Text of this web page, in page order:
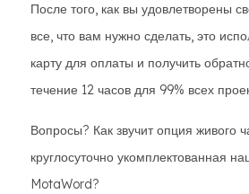
После того, как вы удовлетворены
все, что вам нужно сделать, это
карту для оплаты и получить
течение 12 часов для 99% всех
Вопросы? Как звучит опция живого
круглосуточно укомплектованная
MotaWord?